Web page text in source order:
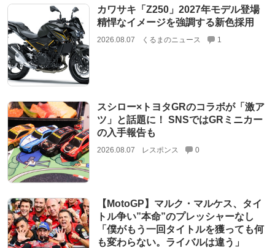
カワサキ「Z250」2027年モデル登場
精悍なイメージを強調する新色採用
2026.08.07 くるまのニュース 1
スシロー×トヨタGRのコラボが「激ア
ツ」と話題に！ SNSではGRミニカー
の入手報告も
2026.08.07 レスポンス 0
【MotoGP】マルク・マルケス、タイ
トル争い”本命”のプレッシャーなし
「僕がもう一回タイトルを獲っても何
も変わらない。ライバルは違う」